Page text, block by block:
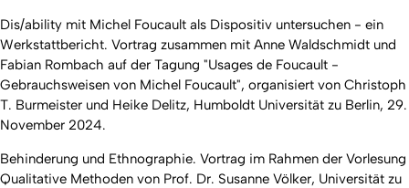
Dis/ability mit Michel Foucault als Dispositiv untersuchen - ein
Werkstattbericht. Vortrag zusammen mit Anne Waldschmidt und
Fabian Rombach auf der Tagung "Usages de Foucault -
Gebrauchsweisen von Michel Foucault", organisiert von Christoph
T. Burmeister und Heike Delitz, Humboldt Universität zu Berlin, 29.
November 2024.
Behinderung und Ethnographie. Vortrag im Rahmen der Vorlesung
Qualitative Methoden von Prof. Dr. Susanne Völker, Universität zu